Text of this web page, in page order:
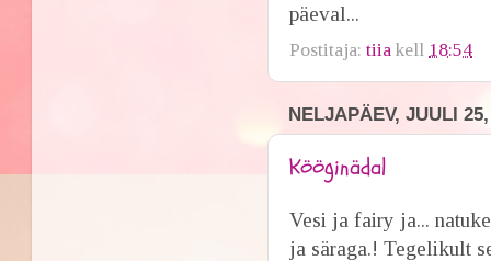
päeval...
Postitaja:tiia kell 18:54
NELJAPÄEV, JUULI
Kööginädal
Vesi ja fairy ja...
ja säraga.! Tegelikult